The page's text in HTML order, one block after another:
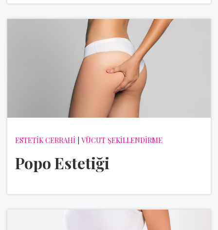
ESTETİK CERRAHİ | VÜCUT ŞEKİLLENDİRME
Popo Estetiği